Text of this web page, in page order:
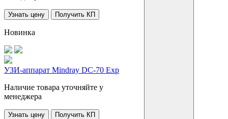
Узнать цену Получить КП
Новинка
УЗИ-аппарат Mindray DC-70 Exp
Наличие товара уточняйте у
менеджера
Узнать цену Получить КП